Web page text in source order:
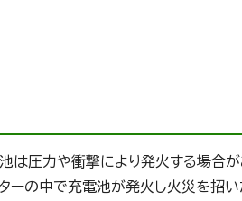
は圧力や衝撃により発火する場合が
ーの中で充電池が発火し火災を招